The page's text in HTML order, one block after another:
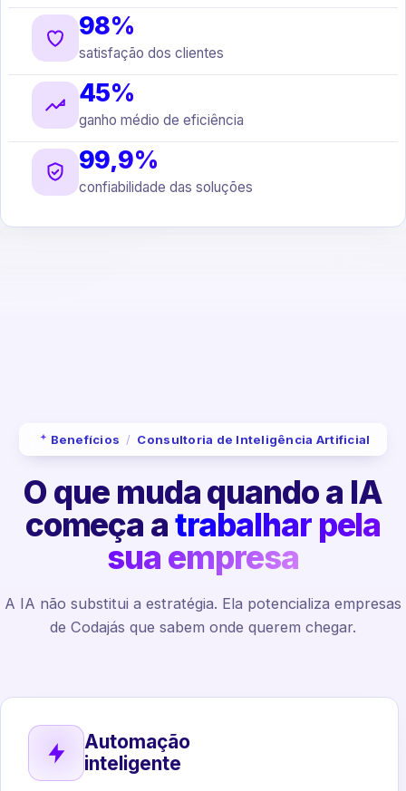
98%
satisfação dos clientes
45%
ganho médio de eficiência
99,9%
confiabilidade das soluções
Benefícios / Consultoria de Inteligência Artificial
O que muda quando a IA
começa atrabalhar pela
sua empresa
A IA não substitui a estratégia. Ela potencializa empresas
de Codajás que sabem onde querem chegar.
Automação
inteligente